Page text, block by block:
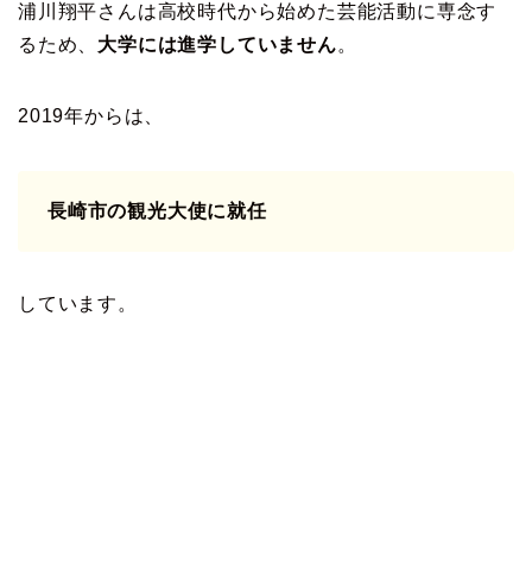
浦川翔平さんは高校時代から始めた芸能活動に専念す
るため、 大学には進学していません。
2019年からは、
長崎市の観光大使に就任
しています。